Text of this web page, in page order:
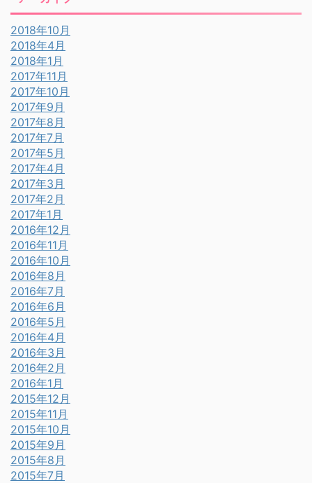
2018年10月
2018年4月
2018年1月
2017年11月
2017年10月
2017年9月
2017年8月
2017年7月
2017年5月
2017年4月
2017年3月
2017年2月
2017年1月
2016年12月
2016年11月
2016年10月
2016年8月
2016年7月
2016年6月
2016年5月
2016年4月
2016年3月
2016年2月
2016年1月
2015年12月
2015年11月
2015年10月
2015年9月
2015年8月
2015年7月